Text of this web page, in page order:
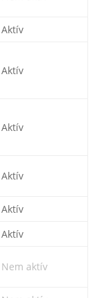
Aktív
Aktív
Aktív
Aktív
Aktív
Aktív
Nem aktív